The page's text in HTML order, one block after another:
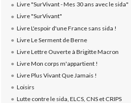
Livre "SurVivant - Mes 30 ans avec le sida"
Livre "SurVivant"
Livre L'espoir d'une France sans sida !
Livre Le Serment de Berne
Livre Lettre Ouverte à Brigitte Macron
Livre Mon corps m'appartient !
Livre Plus Vivant Que Jamais !
Loisirs
Lutte contre le sida, ELCS, CNS et CRIPS